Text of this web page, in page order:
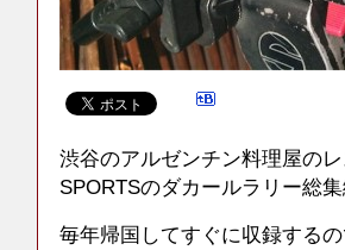
渋谷のアルゼンチン料理屋の
SPORTSのダカールラリー総
毎年帰国してすぐに収録する